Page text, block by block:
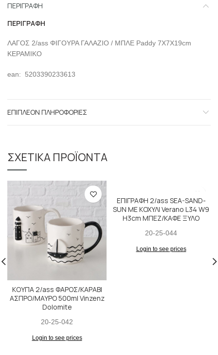
ΠΕΡΙΓΡΑΦΉ
ΠΕΡΙΓΡΑΦΉ
ΛΑΓΟΣ 2/ass ΦΙΓΟΥΡΑ ΓΑΛΑΖΙΟ / ΜΠΛΕ Paddy 7Χ7Χ19cm
ΚΕΡΑΜΙΚΟ
ean: 5203390233613
ΕΠΙΠΛΈΟΝ ΠΛΗΡΟΦΟΡΊΕΣ
ΣΧΕΤΙΚΆ ΠΡΟΪΌΝΤΑ
ΚΟΥΠΑ 2/ass ΦΑΡΟΣ/ΚΑΡΑΒΙ
ΑΣΠΡΟ/ΜΑΥΡΟ 500ml Vinzenz
Dolomite
20-25-042
Login to see prices
ΕΠΙΓΡΑΦΗ 2/ass SEA-SAND-
SUN ΜΕ ΚΟΧΥΛΙ Verano L34 W9
H3cm ΜΠΕΖ/ΚΑΦΕ ΞΥΛΟ
20-25-044
Login to see prices